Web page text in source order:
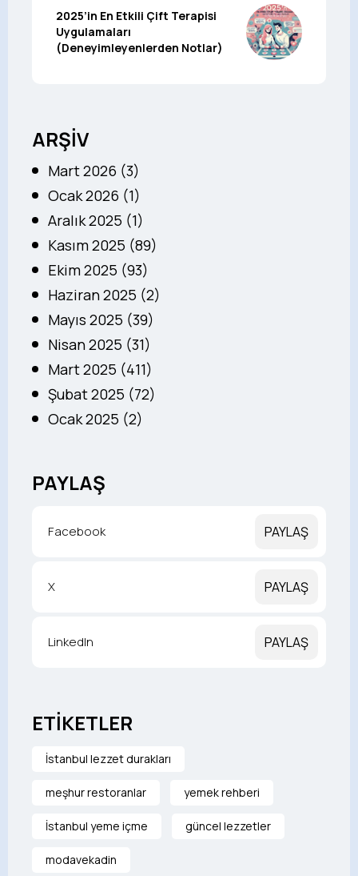
2025’in En Etkili Çift Terapisi
Uygulamaları
(Deneyimleyenlerden Notlar)
ARŞİV
Mart 2026 (3)
Ocak 2026 (1)
Aralık 2025 (1)
Kasım 2025 (89)
Ekim 2025 (93)
Haziran 2025 (2)
Mayıs 2025 (39)
Nisan 2025 (31)
Mart 2025 (411)
Şubat 2025 (72)
Ocak 2025 (2)
PAYLAŞ
Facebook PAYLAŞ
X PAYLAŞ
LinkedIn PAYLAŞ
ETİKETLER
İstanbul lezzet durakları
meşhur restoranlar yemek rehberi
İstanbul yeme içme güncel lezzetler
modavekadin